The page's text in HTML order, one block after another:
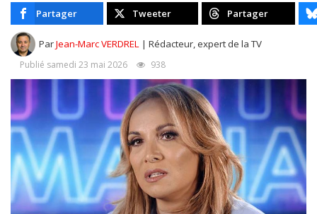
Partager Tweeter Partager
ParJean-Marc VERDREL | Rédacteur, expert de la TV
Publié samedi 23 mai 2026 938